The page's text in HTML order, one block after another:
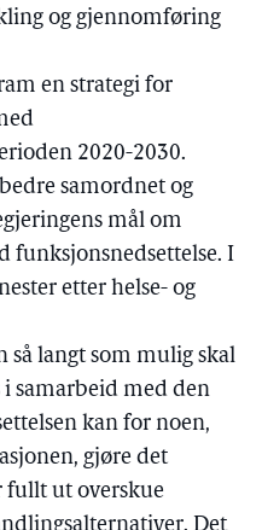
og gjennomføring
en strategi for
2020-2030.
samordnet og
mål om
funksjonsnedsettelse. I
etter helse- og
så langt som mulig skal
samarbeid med den
kan for noen,
gjøre det
fullt ut overskue